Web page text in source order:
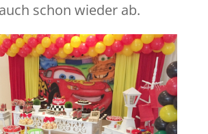
schon wieder ab.